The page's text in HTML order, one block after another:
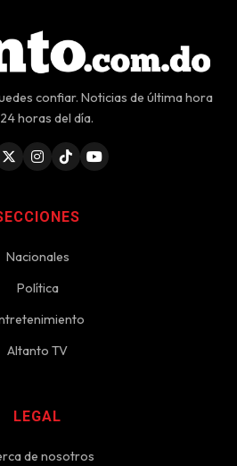
confiar. Noticias de última hora
horas del día.
Nacionales
Política
Altanto TV
LEGAL
de nosotros